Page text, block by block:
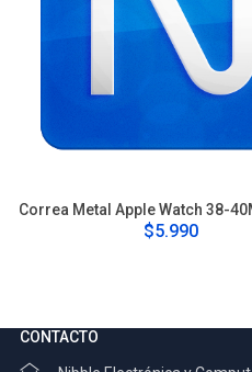
Correa Metal Apple Watch 38-
$5.990
CONTACTO